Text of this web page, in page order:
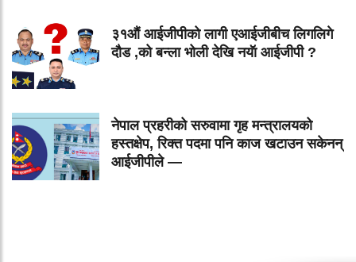
३१औं आईजीपीको लागी एआईजीबीच लिगलिगे
दौड ,को बन्ला भोली देखि नयॅा आईजीपी ?
नेपाल प्रहरीको सरुवामा गृह मन्त्रालयको
हस्तक्षेप, रिक्त पदमा पनि काज खटाउन सकेनन्
आईजीपीले —